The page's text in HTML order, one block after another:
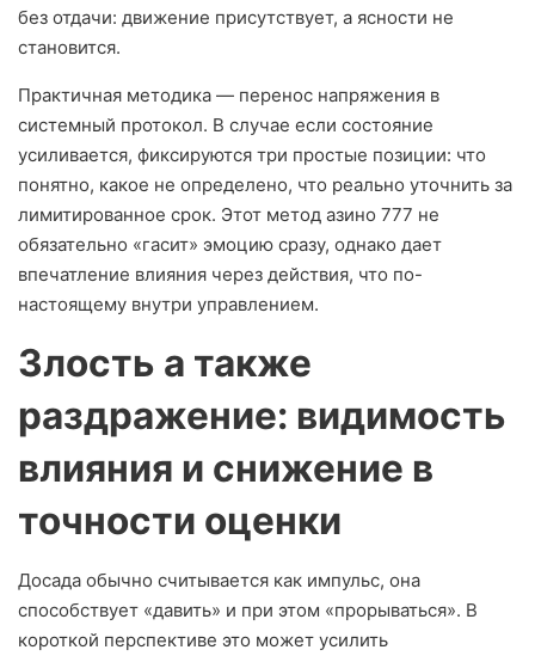
без отдачи: движение присутствует, а ясности не
становится.
Практичная методика — перенос напряжения в
системный протокол. В случае если состояние
усиливается, фиксируются три простые позиции: что
понятно, какое не определено, что реально уточнить за
лимитированное срок. Этот метод азино 777 не
обязательно «гасит» эмоцию сразу, однако дает
впечатление влияния через действия, что по-
настоящему внутри управлением.
Злость а также
раздражение: видимость
влияния и снижение в
точности оценки
Досада обычно считывается как импульс, она
способствует «давить» и при этом «прорываться». В
короткой перспективе это может усилить